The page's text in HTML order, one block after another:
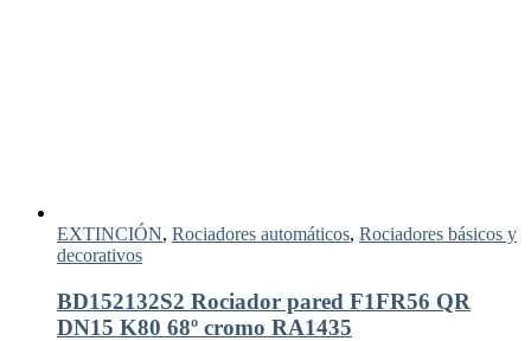
EXTINCIÓN, Rociadores automáticos, Rociadores básicos y
decorativos
BD152132S2 Rociador pared F1FR56 QR
DN15 K80 68º cromo RA1435